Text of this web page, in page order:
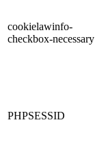
cookielawinfo-
checkbox-necessary
PHPSESSID